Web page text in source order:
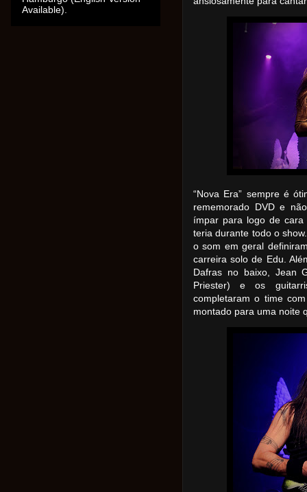
“Nova Era” sempre é
rememorado DVD e
ímpar para logo de
teria durante todo o
o som em geral
carreira solo de Edu.
Dafras no baixo, Jean
Priester) e os
completaram o time
montado para uma noite
Available).